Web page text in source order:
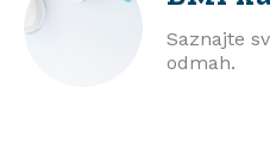
Saznajte
odmah.